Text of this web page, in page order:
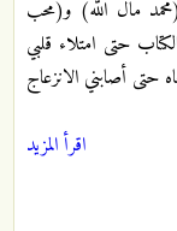
مال الله) و(محب
حتى امتلاء قلبي
حتى أصابني الانزعاج
اقرأ المزيد